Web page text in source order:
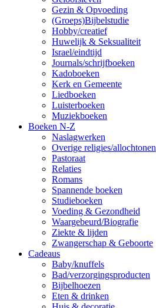
Gezin & Opvoeding
(Groeps)Bijbelstudie
Hobby/creatief
Huwelijk & Seksualiteit
Israel/eindtijd
Journals/schrijfboeken
Kadoboeken
Kerk en Gemeente
Liedboeken
Luisterboeken
Muziekboeken
Boeken N-Z
Naslagwerken
Overige religies/allochtonen
Pastoraat
Relaties
Romans
Spannende boeken
Studieboeken
Voeding & Gezondheid
Waargebeurd/Biografie
Ziekte & lijden
Zwangerschap & Geboorte
Cadeaus
Baby/knuffels
Bad/verzorgingsproducten
Bijbelhoezen
Eten & drinken